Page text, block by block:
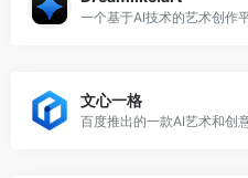
文心一格